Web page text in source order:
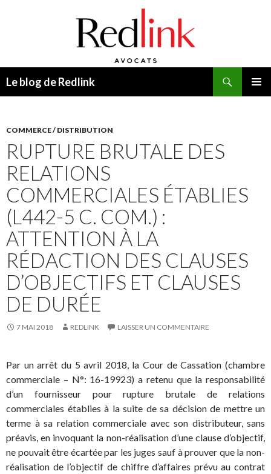
Le blog de Redlink
COMMERCE / DISTRIBUTION
RUPTURE BRUTALE DES
RELATIONS
COMMERCIALES ÉTABLIES
(L442-5 C. COM.) :
ATTENTION À LA
RÉDACTION DES CLAUSES
D’OBJECTIFS ET CLAUSES
DE DURÉE
7 MAI 2018 REDLINK LAISSER UN COMMENTAIRE
Par un arrêt du 5 avril 2018, la Cour de Cassation (chambre
commerciale – N°: 16-19923) a retenu que la responsabilité
d’un fournisseur pour rupture brutale de relations
commerciales établies à la suite de sa décision de mettre un
terme à sa relation commerciale avec son distributeur, sans
préavis, en invoquant la non-réalisation d’une clause d’objectif,
ne pouvait être écartée par les juges sauf à prouver que la non-
réalisation de l’objectif de chiffre d’affaires prévu au contrat